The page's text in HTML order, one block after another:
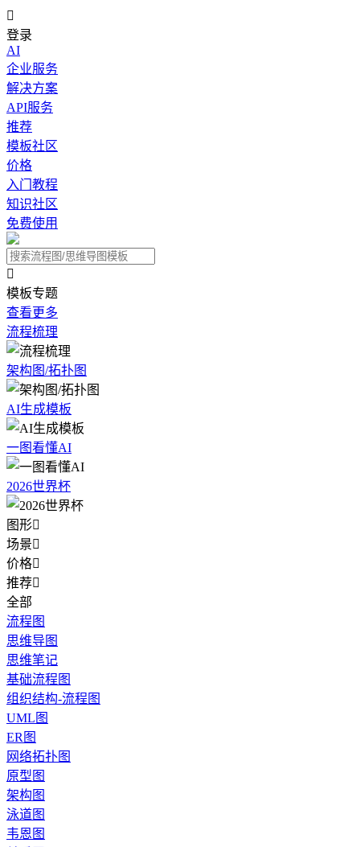

登录
AI
企业服务
解决方案
API服务
推荐
模板社区
价格
入门教程
知识社区
免费使用

模板专题
查看更多
流程梳理
架构图/拓扑图
AI生成模板
一图看懂AI
2026世界杯
图形
场景
价格
推荐
全部
流程图
思维导图
思维笔记
基础流程图
组织结构-流程图
UML图
ER图
网络拓扑图
原型图
架构图
泳道图
韦恩图